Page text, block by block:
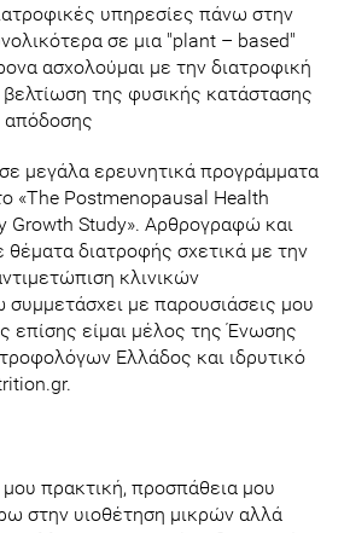
υπηρεσίες πάνω στην
σε μια "plant – based"
ασχολούμαι με την διατροφική
βελτίωση της φυσικής κατάστασης
απόδοσης
μεγάλα ερευνητικά προγράμματα
«The Postmenopausal Health
Growth Study». Αρθρογραφώ και
θέματα διατροφής σχετικά με την
κλινικών
με παρουσιάσεις μου
επίσης είμαι μέλος της Ένωσης
Ελλάδος και ιδρυτικό
μου πρακτική, προσπάθεια μου
στην υιοθέτηση μικρών αλλά